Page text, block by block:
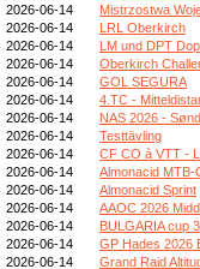
2026-06-14
Mistrzostwa
2026-06-14
LRL Oberkirch
2026-06-14
LM und DPT
2026-06-14
Oberkirch
2026-06-14
GOL SEGURA
2026-06-14
4.TC -
2026-06-14
NAS 2026 -
2026-06-14
Testtävling
2026-06-14
CF CO à VTT -
2026-06-14
Almonacid MTB-
2026-06-14
Almonacid Sprint
2026-06-14
AAOC 2026
2026-06-14
BULGARIA cup 3
2026-06-14
GP Hades 2026
2026-06-14
Grand Raid